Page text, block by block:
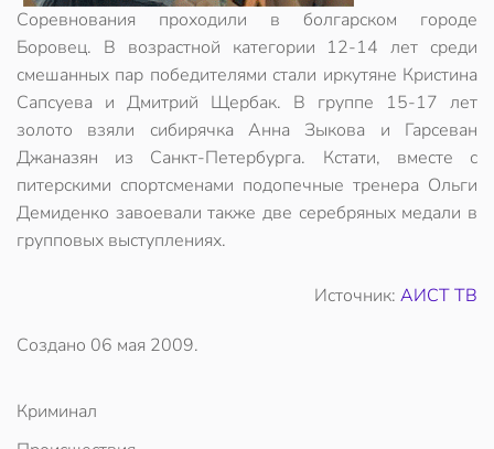
Соревнования проходили в болгарском городе
Боровец. В возрастной категории 12-14 лет среди
смешанных пар победителями стали иркутяне Кристина
Сапсуева и Дмитрий Щербак. В группе 15-17 лет
золото взяли сибирячка Анна Зыкова и Гарсеван
Джаназян из Санкт-Петербурга. Кстати, вместе с
питерскими спортсменами подопечные тренера Ольги
Демиденко завоевали также две серебряных медали в
групповых выступлениях.
Источник: АИСТ ТВ
Создано 06 мая 2009.
Криминал